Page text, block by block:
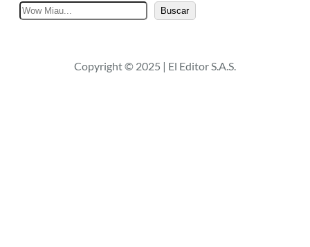
B
u
a
Buscar
Copyright © 2025 | El Editor S.A.S.